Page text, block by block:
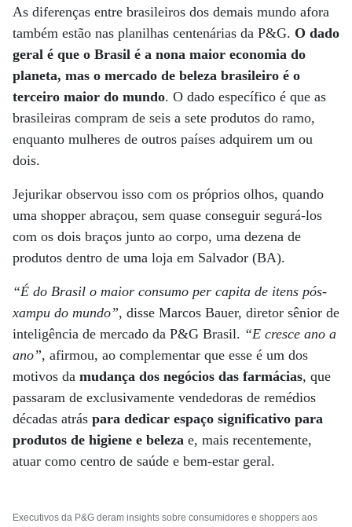
As diferenças entre brasileiros dos demais mundo afora
também estão nas planilhas centenárias da P&G. O dado
geral é que o Brasil é a nona maior economia do
planeta, mas o mercado de beleza brasileiro é o
terceiro maior do mundo. O dado específico é que as
brasileiras compram de seis a sete produtos do ramo,
enquanto mulheres de outros países adquirem um ou
dois.
Jejurikar observou isso com os próprios olhos, quando
uma shopper abraçou, sem quase conseguir segurá-los
com os dois braços junto ao corpo, uma dezena de
produtos dentro de uma loja em Salvador (BA).
“É do Brasil o maior consumo per capita de itens pós-
xampu do mundo”, disse Marcos Bauer, diretor sênior de
inteligência de mercado da P&G Brasil. “E cresce ano a
ano”, afirmou, ao complementar que esse é um dos
motivos da mudança dos negócios das farmácias, que
passaram de exclusivamente vendedoras de remédios
décadas atrás para dedicar espaço significativo para
produtos de higiene e beleza e, mais recentemente,
atuar como centro de saúde e bem-estar geral.
Executivos da P&G deram insights sobre consumidores e shoppers aos